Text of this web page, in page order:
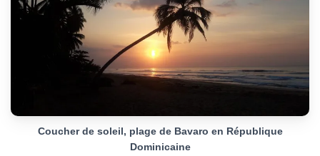
Coucher de soleil, plage de Bavaro en République
Dominicaine